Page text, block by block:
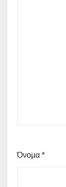
Όνομα *